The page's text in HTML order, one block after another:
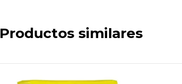
Productos similares